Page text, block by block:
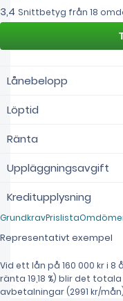
3,4 Snittbetyg från 18
Lånebelopp
Löptid
Ränta
Uppläggningsavgift
Kreditupplysning
GrundkravPrislista
Representativt exempel
Vid ett lån på 160 000 kr i
ränta 19,18 %) blir det
avbetalningar (2991 kr/